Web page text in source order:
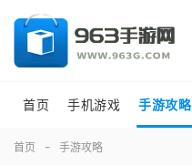
首页 手机游戏 手游攻略
首页 手游攻略